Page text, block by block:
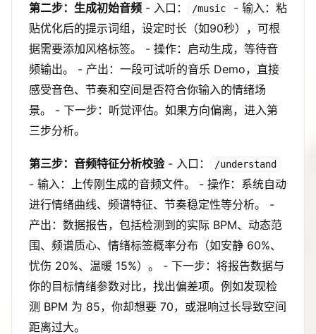
第二步：生成初始音频 - 入口： /music
- 输入：粘
贴优化后的提示词组，设定时长（如90秒），可根
据需要添加风格标签。 - 操作：启动生成，等待音
频输出。 - 产出：一段可试听的音乐 Demo，直接
感受音色、节奏和空间是否符合你输入的情绪场
景。 - 下一步：听觉评估。如果方向偏离，进入第
三步分析。
第三步：音频特征分析校验- 入口： /understand
- 输入：上传刚生成的音频文件。 - 操作：系统自动
进行情绪曲线、频谱特征、节奏稳定性等分析。 -
产出：数据报告，包括检测到的实际 BPM、动态范
围、频谱质心、情绪标签概率分布（如安静 60%、
忧伤 20%、温暖 15%）。 - 下一步：将报告数据与
你的目标情绪参数对比，找出偏差项。例如发现检
测 BPM 为 85，你却想要 70，或混响过长导致空间
距离过大。